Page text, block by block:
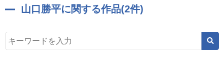
山口勝平に関する作品(2件)